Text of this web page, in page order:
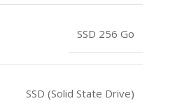
SSD 256 Go
SSD (Solid State Drive)